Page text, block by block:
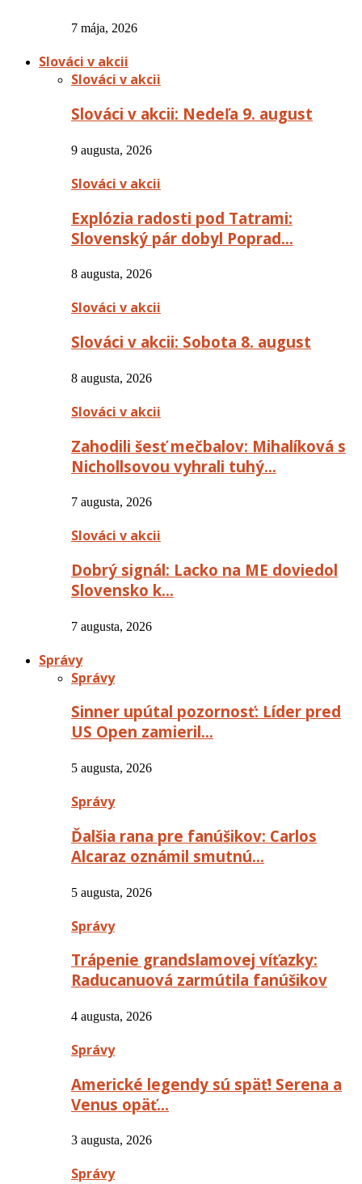
7 mája, 2026
Slováci v akcii
Slováci v akcii
Slováci v akcii: Nedeľa 9. august
9 augusta, 2026
Slováci v akcii
Explózia radosti pod Tatrami:
Slovenský pár dobyl Poprad…
8 augusta, 2026
Slováci v akcii
Slováci v akcii: Sobota 8. august
8 augusta, 2026
Slováci v akcii
Zahodili šesť mečbalov: Mihalíková s
Nichollsovou vyhrali tuhý…
7 augusta, 2026
Slováci v akcii
Dobrý signál: Lacko na ME doviedol
Slovensko k…
7 augusta, 2026
Správy
Správy
Sinner upútal pozornosť: Líder pred
US Open zamieril…
5 augusta, 2026
Správy
Ďalšia rana pre fanúšikov: Carlos
Alcaraz oznámil smutnú…
5 augusta, 2026
Správy
Trápenie grandslamovej víťazky:
Raducanuová zarmútila fanúšikov
4 augusta, 2026
Správy
Americké legendy sú späť! Serena a
Venus opäť…
3 augusta, 2026
Správy